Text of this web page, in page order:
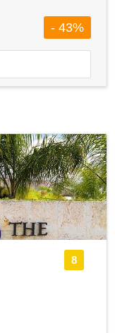
- 43%
8